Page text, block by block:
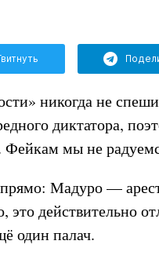
никогда не
диктатора,
Фейкам мы не
прямо: Мадуро —
это действительно
один палач.